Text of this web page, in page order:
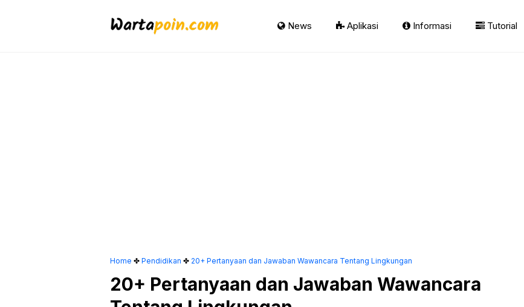
News Aplikasi Informasi Tutorial
Home ✤ Pendidikan ✤ 20+ Pertanyaan dan Jawaban Wawancara Tentang Lingkungan
20+ Pertanyaan dan Jawaban Wawancara